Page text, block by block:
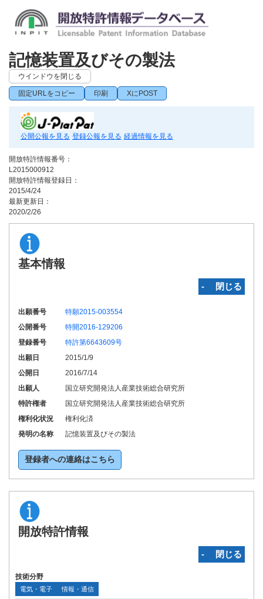
記憶装置及びその製法
ウインドウを閉じる
固定URLをコピー 印刷 XにPOST
公開公報を見る 登録公報を見る 経過情報を見る
開放特許情報番号：
L2015000912
開放特許情報登録日：
2015/4/24
最新更新日：
2020/2/26
基本情報
‐ 閉じる
出願番号
特願2015-003554
公開番号
特開2016-129206
登録番号
特許第6643609号
出願日
2015/1/9
公開日
2016/7/14
出願人
国立研究開発法人産業技術総合研究所
特許権者
国立研究開発法人産業技術総合研究所
権利化状況
権利化済
発明の名称
記憶装置及びその製法
登録者への連絡はこちら
開放特許情報
‐ 閉じる
技術分野
電気・電子 情報・通信